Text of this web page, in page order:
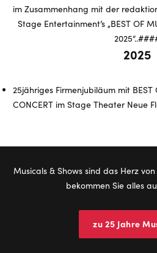
2025
25jähriges Firmenjubiläum mit BEST
CONCERT im Stage Theater Neue
Musicals & Shows sind das Herz
bekommen Sie alles
zu 25 Jahre